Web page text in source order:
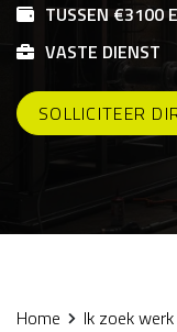
TUSSEN €3100
VASTE DIENST
SOLLICITEER
Home Ik zoek werk